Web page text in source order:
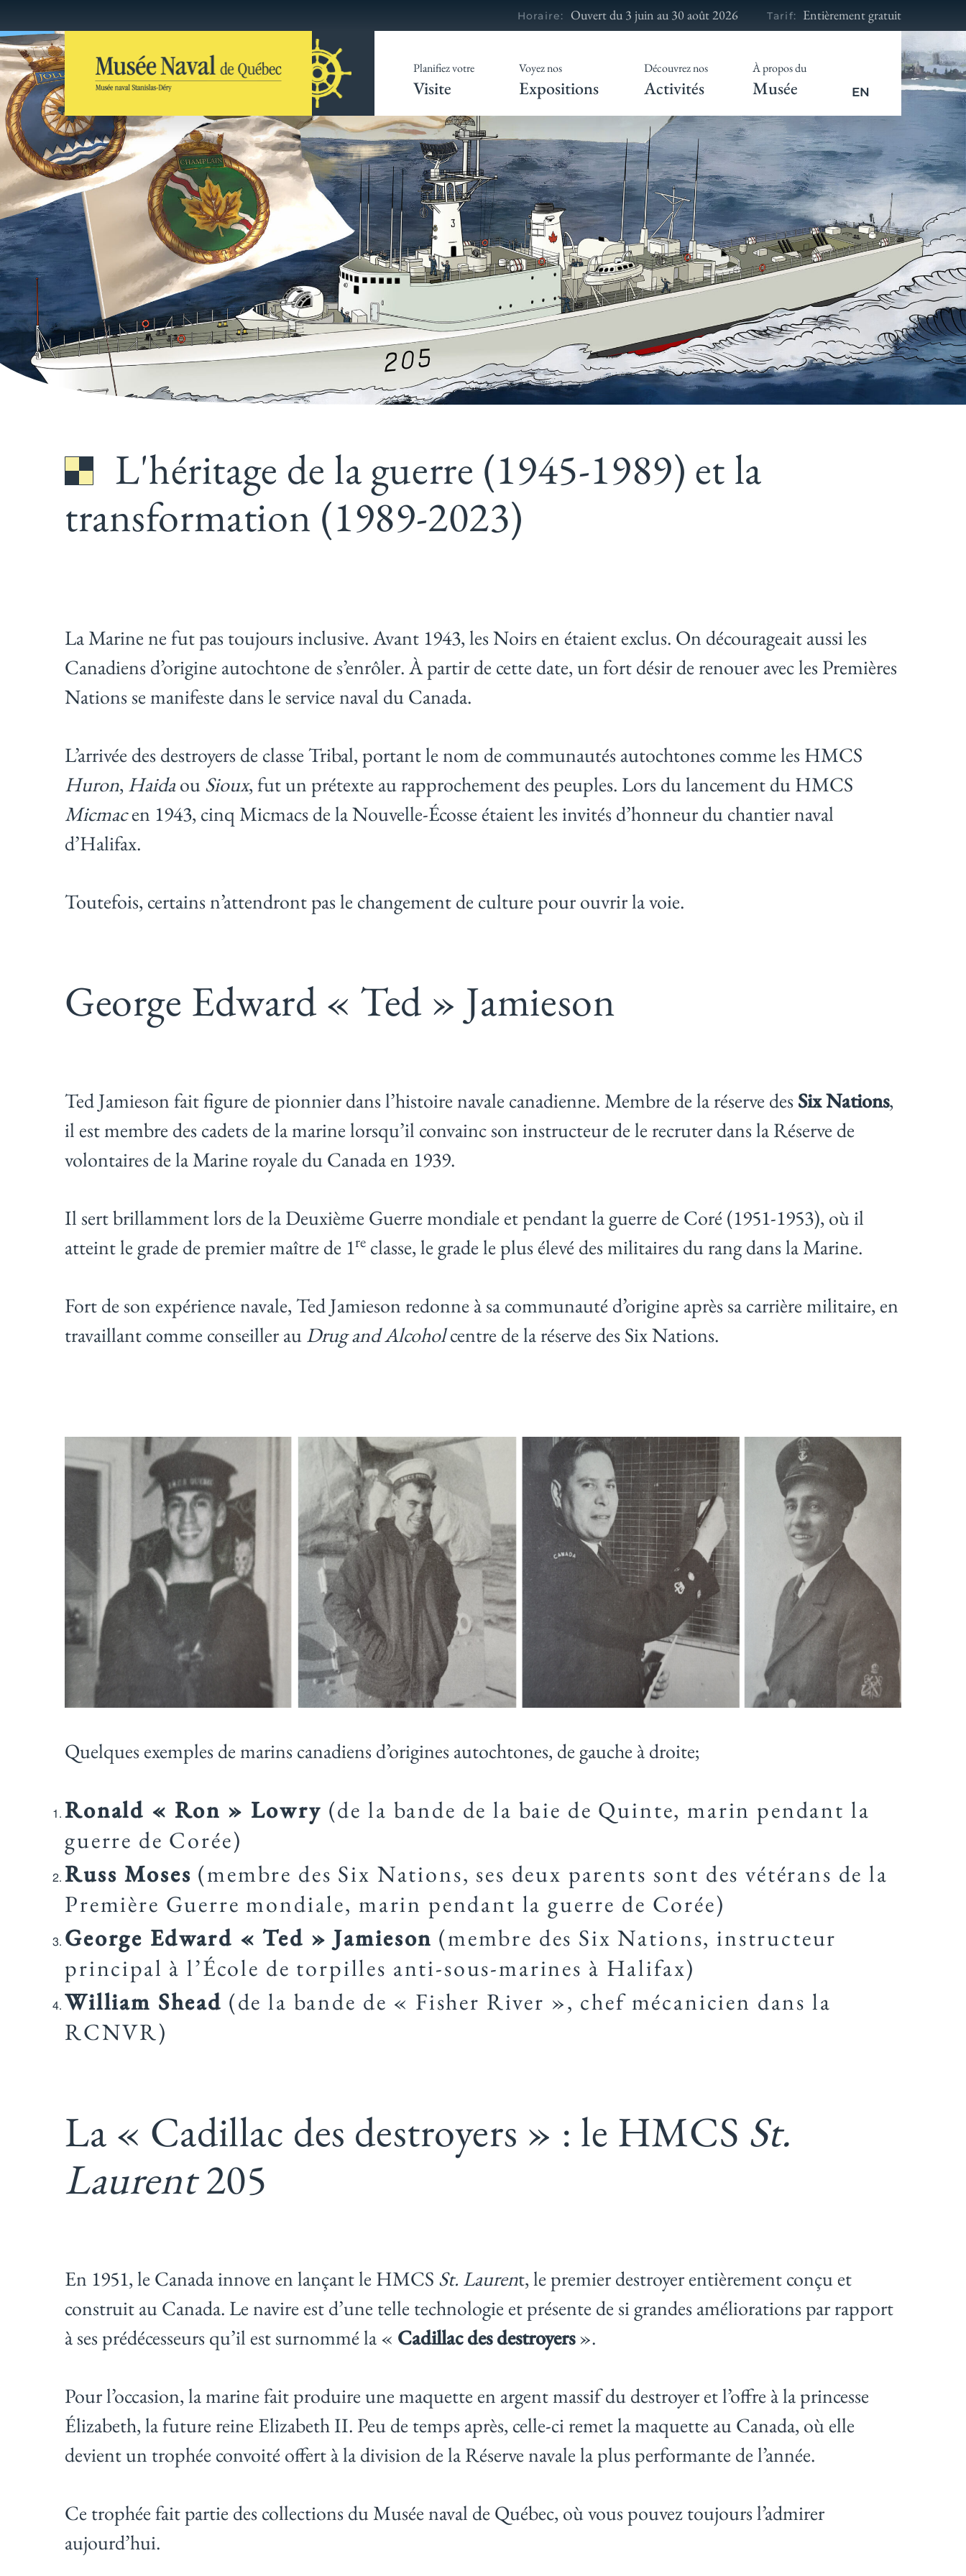
Horaire: Ouvert du 3 juin au 30 août 2026 Tarif: Entièrement gratuit
Planifiez votre
Visite
Voyez nos
Expositions
Découvrez nos
Activités
À propos du
Musée EN
L'héritage de la guerre (1945-1989) et la
transformation (1989-2023)
La Marine ne fut pas toujours inclusive. Avant 1943, les Noirs en étaient exclus. On décourageait aussi les
Canadiens d’origine autochtone de s’enrôler. À partir de cette date, un fort désir de renouer avec les Premières
Nations se manifeste dans le service naval du Canada.
L’arrivée des destroyers de classe Tribal, portant le nom de communautés autochtones comme les HMCS
Huron, HaidaouSioux, fut un prétexte au rapprochement des peuples. Lors du lancement du HMCS
Micmacen 1943, cinq Micmacs de la Nouvelle-Écosse étaient les invités d’honneur du chantier naval
d’Halifax.
Toutefois, certains n’attendront pas le changement de culture pour ouvrir la voie.
George Edward « Ted » Jamieson
Ted Jamieson fait figure de pionnier dans l’histoire navale canadienne. Membre de la réserve des Six Nations,
il est membre des cadets de la marine lorsqu’il convainc son instructeur de le recruter dans la Réserve de
volontaires de la Marine royale du Canada en 1939.
Il sert brillamment lors de la Deuxième Guerre mondiale et pendant la guerre de Coré (1951-1953), où il
atteint le grade de premier maître de 1re classe, le grade le plus élevé des militaires du rang dans la Marine.
Fort de son expérience navale, Ted Jamieson redonne à sa communauté d’origine après sa carrière militaire, en
travaillant comme conseiller auDrug and Alcoholcentre de la réserve des Six Nations.
Quelques exemples de marins canadiens d’origines autochtones, de gauche à droite;
Ronald « Ron » Lowry (de la bande de la baie de Quinte, marin pendant la
guerre de Corée)
Russ Moses (membre des Six Nations, ses deux parents sont des vétérans de la
Première Guerre mondiale, marin pendant la guerre de Corée)
George Edward « Ted » Jamieson (membre des Six Nations, instructeur
principal à l’École de torpilles anti-sous-marines à Halifax)
William Shead (de la bande de « Fisher River », chef mécanicien dans la
RCNVR)
La « Cadillac des destroyers » : le HMCS St.
Laurent205
En 1951, le Canada innove en lançant le HMCS St. Laurent, le premier destroyer entièrement conçu et
construit au Canada. Le navire est d’une telle technologie et présente de si grandes améliorations par rapport
à ses prédécesseurs qu’il est surnommé la « Cadillac des destroyers».
Pour l’occasion, la marine fait produire une maquette en argent massif du destroyer et l’offre à la princesse
Élizabeth, la future reine Elizabeth II. Peu de temps après, celle-ci remet la maquette au Canada, où elle
devient un trophée convoité offert à la division de la Réserve navale la plus performante de l’année.
Ce trophée fait partie des collections du Musée naval de Québec, où vous pouvez toujours l’admirer
aujourd’hui.